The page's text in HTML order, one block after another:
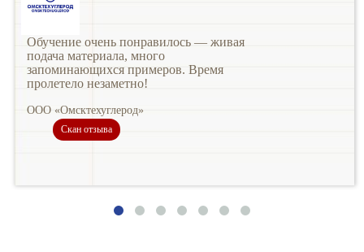
Обучение очень понравилось — живая
подача материала, много
запоминающихся примеров. Время
пролетело незаметно!
ООО «Омсктехуглерод»
Скан отзыва